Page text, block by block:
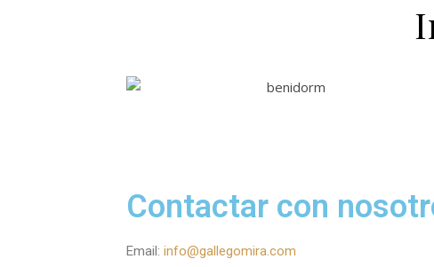
Contactar con
Email: info@gallegomira.com